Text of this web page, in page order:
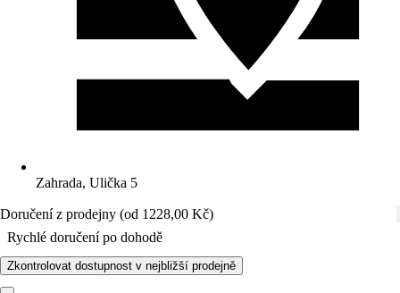
Zahrada, Ulička 5
Doručení z prodejny (od 1228,00 Kč)
Rychlé doručení po dohodě
Zkontrolovat dostupnost v nejbližší prodejně